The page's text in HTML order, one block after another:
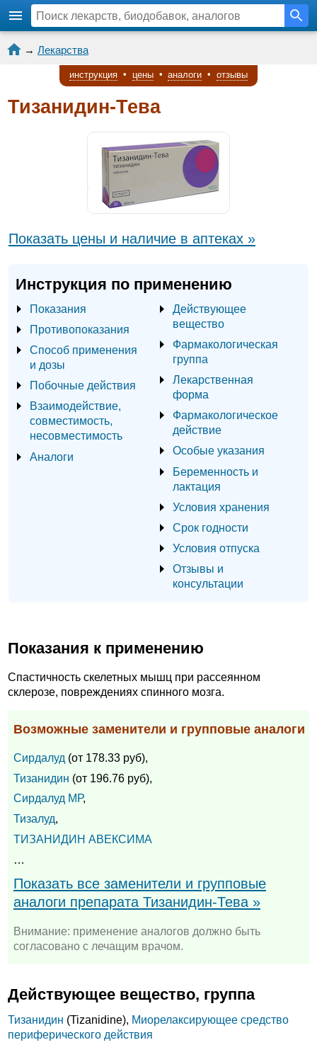
→ Лекарства
инструкция • цены • аналоги • отзывы
Тизанидин-Тева
Показать цены и наличие в аптеках »
Инструкция по применению
Показания
Противопоказания
Способ применения
и дозы
Побочные действия
Взаимодействие,
совместимость,
несовместимость
Аналоги
Действующее
вещество
Фармакологическая
группа
Лекарственная
форма
Фармакологическое
действие
Особые указания
Беременность и
лактация
Условия хранения
Срок годности
Условия отпуска
Отзывы и
консультации
Показания к применению
Спастичность скелетных мышц при рассеянном
склерозе, повреждениях спинного мозга.
Возможные заменители и групповые аналоги
Сирдалуд (от 178.33 руб),
Тизанидин (от 196.76 руб),
Сирдалуд МР,
Тизалуд,
ТИЗАНИДИН АВЕКСИМА
…
Показать все заменители и групповые
аналоги препарата Тизанидин-Тева »
Внимание: применение аналогов должно быть
согласовано с лечащим врачом.
Действующее вещество, группа
Тизанидин (Tizanidine), Миорелаксирующее средство
периферического действия